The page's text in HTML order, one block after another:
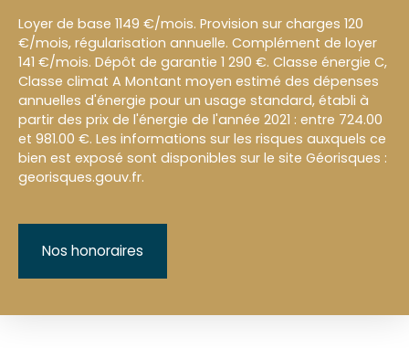
Loyer de base 1149 €/mois. Provision sur charges 120
€/mois, régularisation annuelle. Complément de loyer
141 €/mois. Dépôt de garantie 1 290 €. Classe énergie C,
Classe climat A Montant moyen estimé des dépenses
annuelles d'énergie pour un usage standard, établi à
partir des prix de l'énergie de l'année 2021 : entre 724.00
et 981.00 €. Les informations sur les risques auxquels ce
bien est exposé sont disponibles sur le site Géorisques :
georisques.gouv.fr.
Nos honoraires